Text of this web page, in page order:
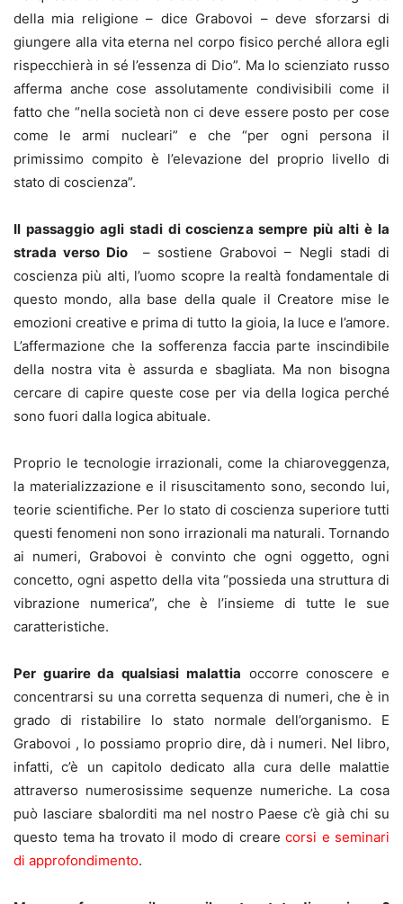
della mia religione – dice Grabovoi – deve sforzarsi di
giungere alla vita eterna nel corpo fisico perché allora egli
rispecchierà in sé l’essenza di Dio”. Ma lo scienziato russo
afferma anche cose assolutamente condivisibili come il
fatto che “nella società non ci deve essere posto per cose
come le armi nucleari” e che “per ogni persona il
primissimo compito è l’elevazione del proprio livello di
stato di coscienza”.
Il passaggio agli stadi di coscienza sempre più alti è la
strada verso Dio – sostiene Grabovoi – Negli stadi di
coscienza più alti, l’uomo scopre la realtà fondamentale di
questo mondo, alla base della quale il Creatore mise le
emozioni creative e prima di tutto la gioia, la luce e l’amore.
L’affermazione che la sofferenza faccia parte inscindibile
della nostra vita è assurda e sbagliata. Ma non bisogna
cercare di capire queste cose per via della logica perché
sono fuori dalla logica abituale.
Proprio le tecnologie irrazionali, come la chiaroveggenza,
la materializzazione e il risuscitamento sono, secondo lui,
teorie scientifiche. Per lo stato di coscienza superiore tutti
questi fenomeni non sono irrazionali ma naturali. Tornando
ai numeri, Grabovoi è convinto che ogni oggetto, ogni
concetto, ogni aspetto della vita “possieda una struttura di
vibrazione numerica”, che è l’insieme di tutte le sue
caratteristiche.
Per guarire da qualsiasi malattia occorre conoscere e
concentrarsi su una corretta sequenza di numeri, che è in
grado di ristabilire lo stato normale dell’organismo. E
Grabovoi , lo possiamo proprio dire, dà i numeri. Nel libro,
infatti, c’è un capitolo dedicato alla cura delle malattie
attraverso numerosissime sequenze numeriche. La cosa
può lasciare sbalorditi ma nel nostro Paese c’è già chi su
questo tema ha trovato il modo di creare corsi e seminari
di approfondimento.